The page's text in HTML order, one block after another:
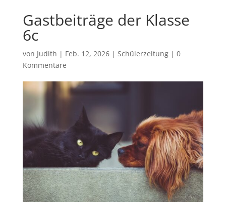
Gastbeiträge der Klasse
6c
von Judith | Feb. 12, 2026| Schülerzeitung| 0
Kommentare